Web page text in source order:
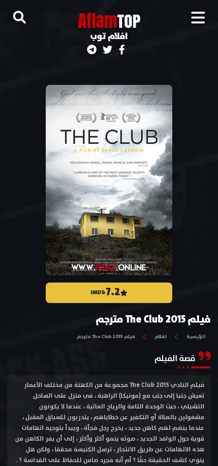
AflamTOP
افلام توب
7.2
IMDb
فيلم The Club 2015 مترجم
الرئيسية افلام فيلم The Club 2015 مترجم
قصة الفيلم
فيلم النادي The Club 2015 مجموعة من الكهنة من مختلف الأعمار
تعيش جنبا إلى جنب مع (مونيكا) الراهبة ، في منزل على الساحل
التشيلي ، حيث الوحدة التامة والرياح العاتية ، عندما لا يكونون
مشغولين بالصلاة أو التكفير عن خطاياهم ، يتدربون للسباق المقبل ،
عندما ينضم لهم كاهن جديد ، يخرج رجل فجأة ، ويبدأ بتوجيه اتهامات
قوية حول الوافد الجديد ، صوته ينمو أكثر وأكثر ، إلى أن يفر الكاهن من
هذه الاتهامات عن طريق الانتحار ، ترسل الكنيسة محققا ، ولكن هل
ينوي كشف الحقيقة حقًا ؟ أم أنه مجرد ضامن للحفاظ على القداسة ؟ .